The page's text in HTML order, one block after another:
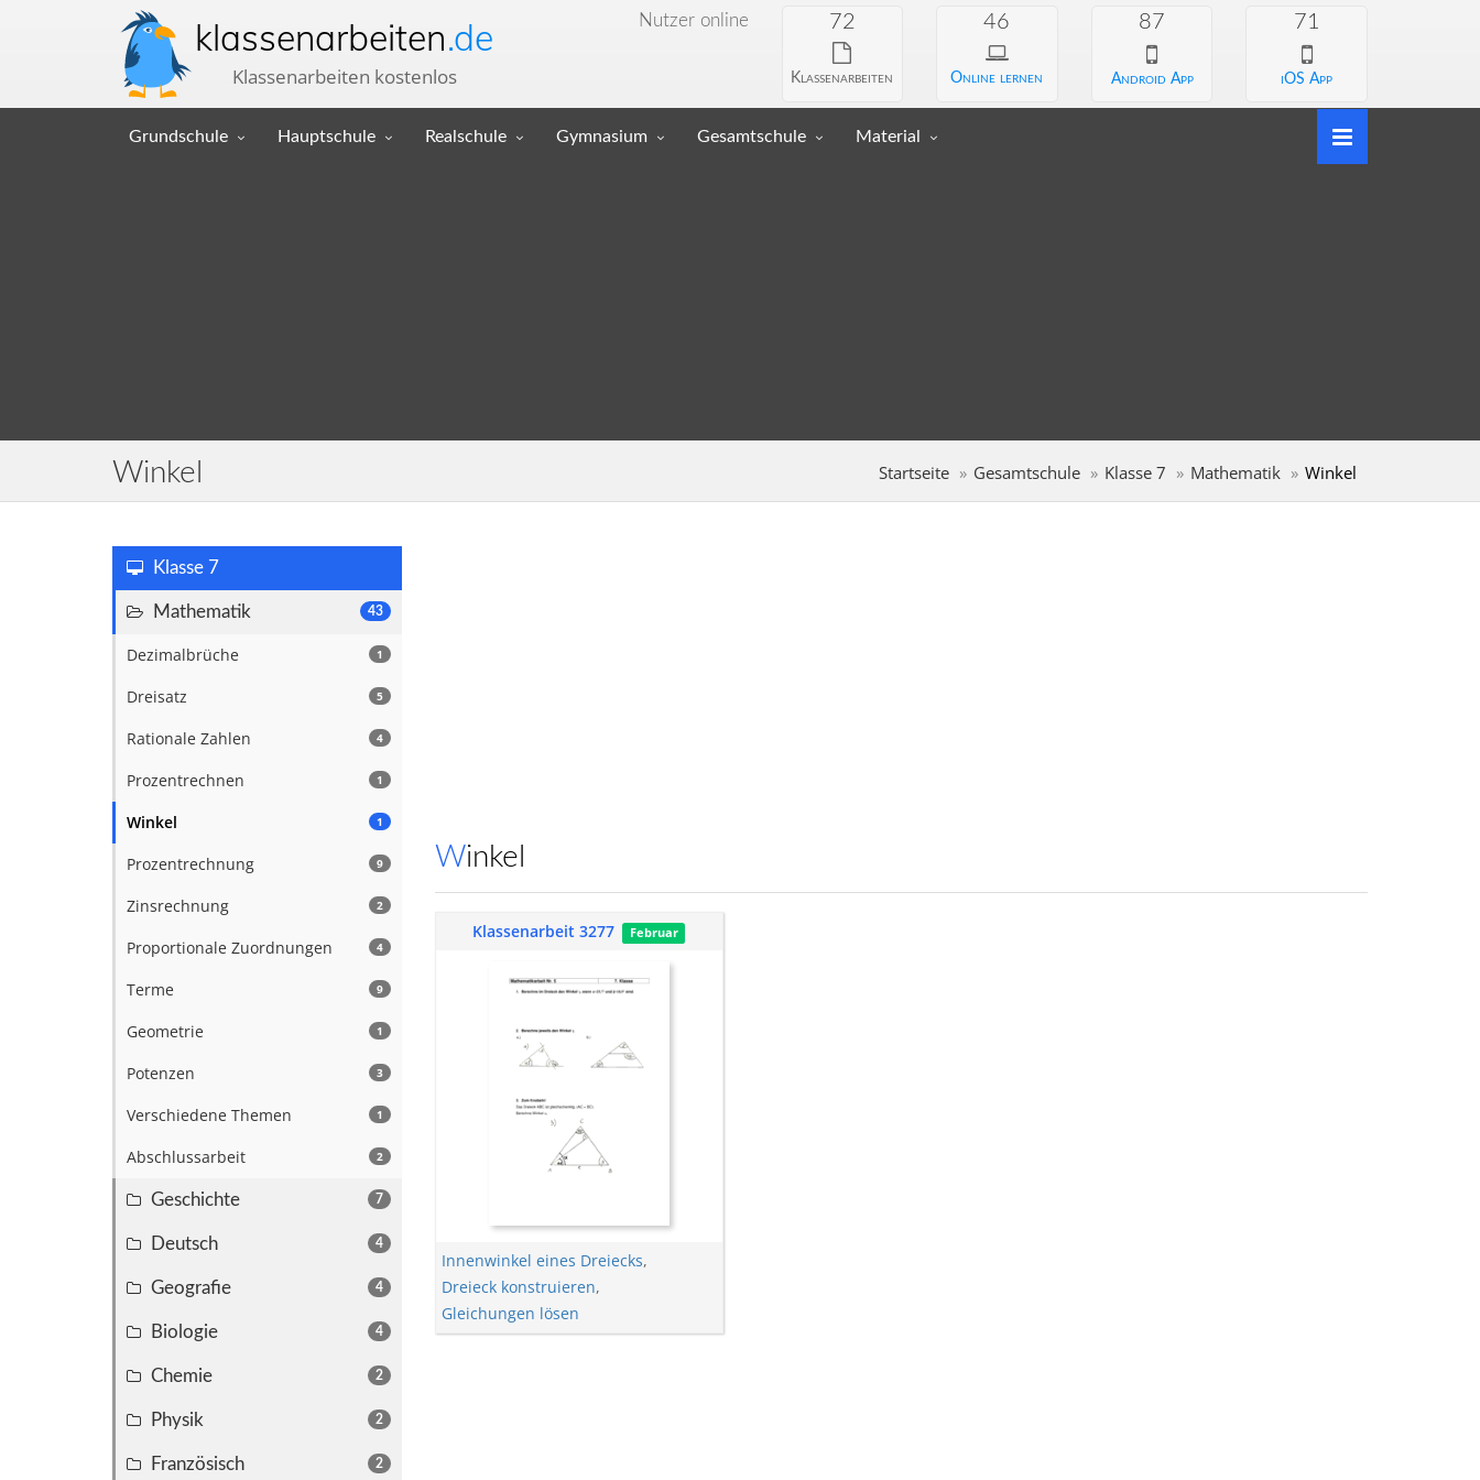
klassenarbeiten.de
Klassenarbeiten kostenlos
Nutzer online 72
Klassenarbeiten
46
Online lernen
87
Android App
71
iOS App
Grundschule Hauptschule Realschule Gymnasium Gesamtschule Material
Winkel Startseite Gesamtschule Klasse 7 Mathematik Winkel
Klasse 7
43
Mathematik
1
Dezimalbrüche
5
Dreisatz
4
Rationale Zahlen
1
Prozentrechnen
1
Winkel
9
Prozentrechnung
2
Zinsrechnung
4
Proportionale Zuordnungen
9
Terme
1
Geometrie
3
Potenzen
1
Verschiedene Themen
2
Abschlussarbeit
7
Geschichte
4
Deutsch
4
Geografie
4
Biologie
2
Chemie
2
Physik
2
Französisch
Winkel
Klassenarbeit 3277 Februar
Innenwinkel eines Dreiecks,
Dreieck konstruieren,
Gleichungen lösen